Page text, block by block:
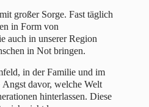
großer Sorge. Fast täglich
in Form von
auch in unserer Region
in Not bringen.
in der Familie und im
davor, welche Welt
hinterlassen. Diese